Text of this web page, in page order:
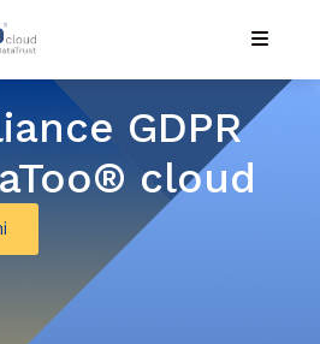
GDPR
cloud